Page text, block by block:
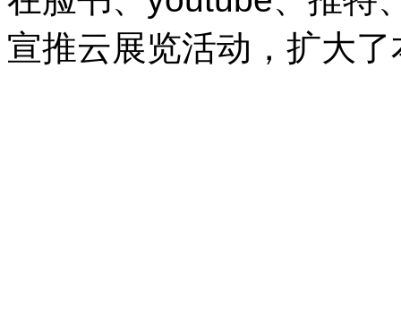
宣推云展览活动，扩大